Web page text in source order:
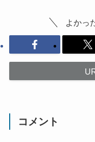
よかっ
コメント